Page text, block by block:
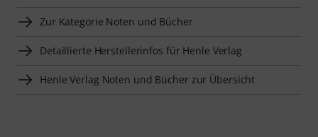
Zur Kategorie Noten und Bücher
Detaillierte Herstellerinfos für Henle Verlag
Henle Verlag Noten und Bücher zur Übersicht